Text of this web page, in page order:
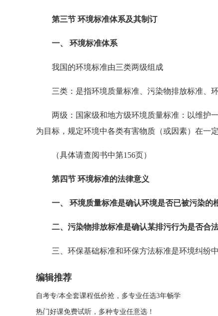
第三节 环境标准体系及其制订
一、 环境标准体系
我国的环境标准由三类两级组成
三类：是指环境质量标准、污染物排放标准、环
两级：国家级和地方级环境质量标准：以维护一
为目标，规定环境中各类有害物质（或因素）在一
（具体请查阅书中第156页）
第四节 环境标准的法律意义
一、 环境质量标准是确认环境是否已被污染的
二、污染物排放标准是确认某排污行为是否合
三、环保基础标准和环保方法标准是环境纠纷中
编辑推荐
自考专/本全套课程低价抢，多专业任选3年畅学
热门好课免费试听，多种专业任意选！